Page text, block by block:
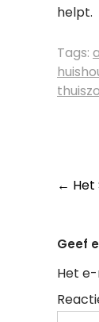
helpt.
Tags:
← Het
Geef
Het